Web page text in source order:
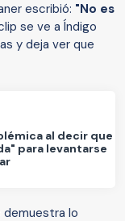
escribió: "No es
se ve a Índigo
y deja ver que
al decir que
para levantarse
demuestra lo